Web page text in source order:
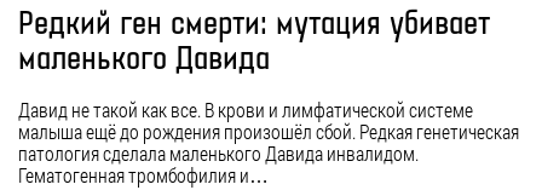
Редкий ген смерти: мутация убивает
маленького Давида
Давид не такой как все. В крови и лимфатической системе
малыша ещё до рождения произошёл сбой. Редкая генетическая
патология сделала маленького Давида инвалидом.
Гематогенная тромбофилия и…